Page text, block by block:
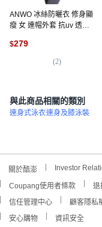
ANWO 冰絲防曬衣 修身顯
瘦 女 連帽外套 抗uv 透氣
UPF50+ 防曬衣 涼感外套
防曬外套 運動衣 女 騎行外
$279
(2)
與此商品相關的類別
連身式泳衣連身及膝泳裝
關於酷澎 Investor
Coupang使用者條款
退
信任管理中心
顧客隱私
安心購物
資訊安全